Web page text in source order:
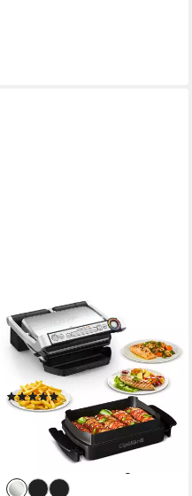
Kontaktgrill GC714D OptiGrill
2000 W Leistung
44,5 x 22,9 x 51,2 cm
B/H/T
5,85 kg Gewicht
(179)
199,00 € UVP279,99 €
mtl. in 12 Raten